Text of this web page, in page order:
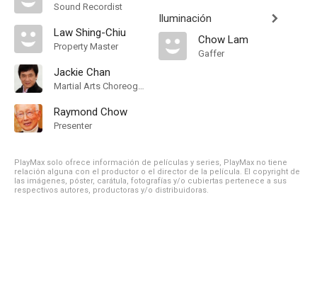
Sound Recordist
Law Shing-Chiu
Property Master
Jackie Chan
Martial Arts Choreographer
Raymond Chow
Presenter
Iluminación
Chow Lam
Gaffer
PlayMax solo ofrece información de películas y series, PlayMax no tiene
relación alguna con el productor o el director de la película. El copyright de
las imágenes, póster, carátula, fotografías y/o cubiertas pertenece a sus
respectivos autores, productoras y/o distribuidoras.